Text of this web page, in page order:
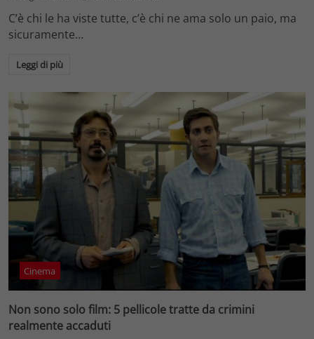
C’è chi le ha viste tutte, c’è chi ne ama solo un paio, ma
sicuramente…
Leggi di più
Cinema
Non sono solo film: 5 pellicole tratte da crimini
realmente accaduti